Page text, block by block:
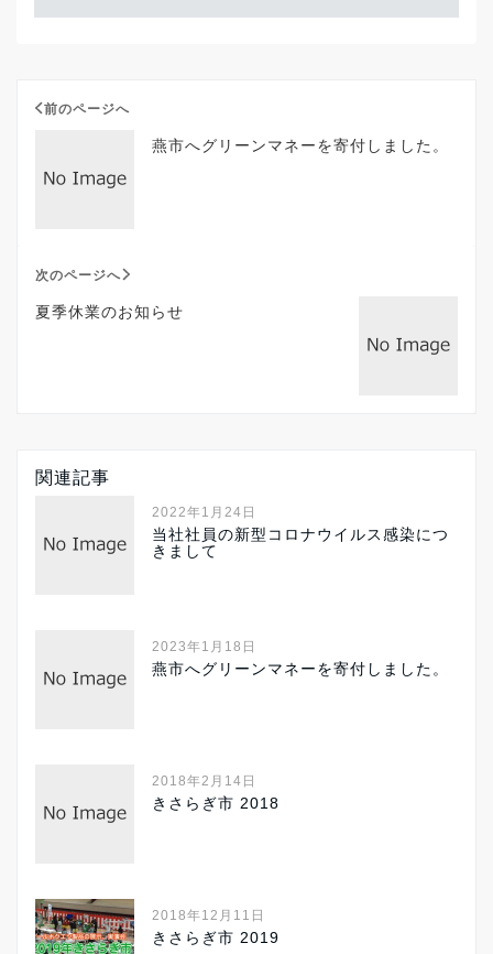
前のページへ
燕市へグリーンマネーを寄付しました。
次のページへ
夏季休業のお知らせ
関連記事
2022年1月24日
当社社員の新型コロナウイルス感染につ
きまして
2023年1月18日
燕市へグリーンマネーを寄付しました。
2018年2月14日
きさらぎ市 2018
2018年12月11日
きさらぎ市 2019